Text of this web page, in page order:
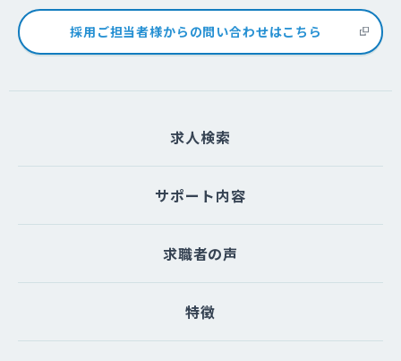
採用ご担当者様からの問い合わせはこちら
求人検索
サポート内容
求職者の声
特徴